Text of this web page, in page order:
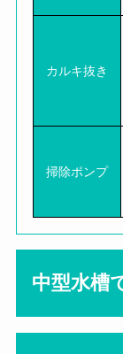
カルキ抜き
掃除ポンプ
中型水槽